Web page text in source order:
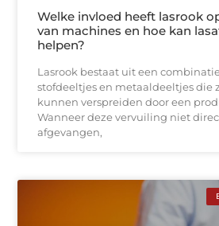
Welke invloed heeft lasrook
van machines en hoe kan
helpen?
Lasrook bestaat uit een
stofdeeltjes en metaaldeeltjes die
kunnen verspreiden door een
Wanneer deze vervuiling niet
afgevangen,